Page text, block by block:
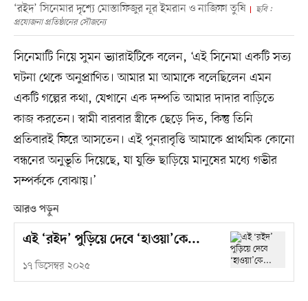
‘রইদ’ সিনেমার দৃশ্যে মোস্তাফিজুর নূর ইমরান ও নাজিফা তুষি
ছবি :
প্রযোজনা প্রতিষ্ঠানের সৌজন্যে
সিনেমাটি নিয়ে সুমন ভ্যারাইটিকে বলেন, ‘এই সিনেমা একটি সত্য
ঘটনা থেকে অনুপ্রাণিত। আমার মা আমাকে বলেছিলেন এমন
একটি গল্পের কথা, যেখানে এক দম্পতি আমার দাদার বাড়িতে
কাজ করতেন। স্বামী বারবার স্ত্রীকে ছেড়ে দিত, কিন্তু তিনি
প্রতিবারই ফিরে আসতেন। এই পুনরাবৃত্তি আমাকে প্রাথমিক কোনো
বন্ধনের অনুভূতি দিয়েছে, যা যুক্তি ছাড়িয়ে মানুষের মধ্যে গভীর
সম্পর্ককে বোঝায়।’
আরও পড়ুন
এই ‘রইদ’ পুড়িয়ে দেবে ‘হাওয়া’কে...
১৭ ডিসেম্বর ২০২৫